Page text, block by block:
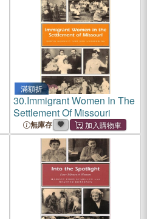
滿額折
30.Immigrant Women In The
Settlement Of Missouri
無庫存